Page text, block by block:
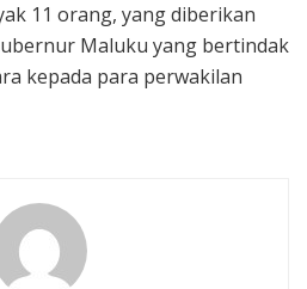
11 orang, yang diberikan
Maluku yang bertindak
kepada para perwakilan